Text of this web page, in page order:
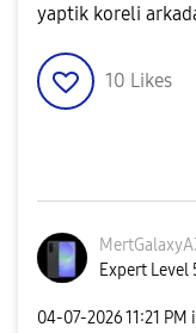
yaptik koreli
10 Likes
Expert Level
‎04-07-202611:21 PM